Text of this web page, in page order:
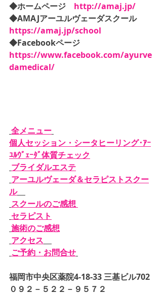
◆ホームページ http://amaj.jp/
◆AMAJアーユルヴェーダスクール
https://amaj.jp/school
◆Facebookページ
https://www.facebook.com/ayurve
damedical/
全メニュー
個人セッション・シータヒーリング･ｱｰ
ﾕﾙｳﾞｪｰﾀﾞ体質チェック
ブライダルエステ
アーユルヴェーダ＆セラピストスクー
ル
スクールのご感想
セラピスト
施術のご感想
アクセス
ご予約・お問合せ
福岡市中央区薬院4-18-33 三基ビル702
０９２－５２２－９５７２